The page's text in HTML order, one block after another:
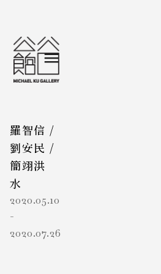
羅智信 /
劉安民 /
簡翊洪
水
2020.05.10
-
2020.07.26